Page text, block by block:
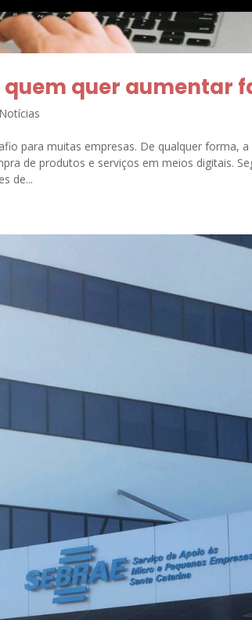
quem quer aumentar
Notícias
para muitas empresas. De qualquer forma,
de produtos e serviços em meios digitais.
de...